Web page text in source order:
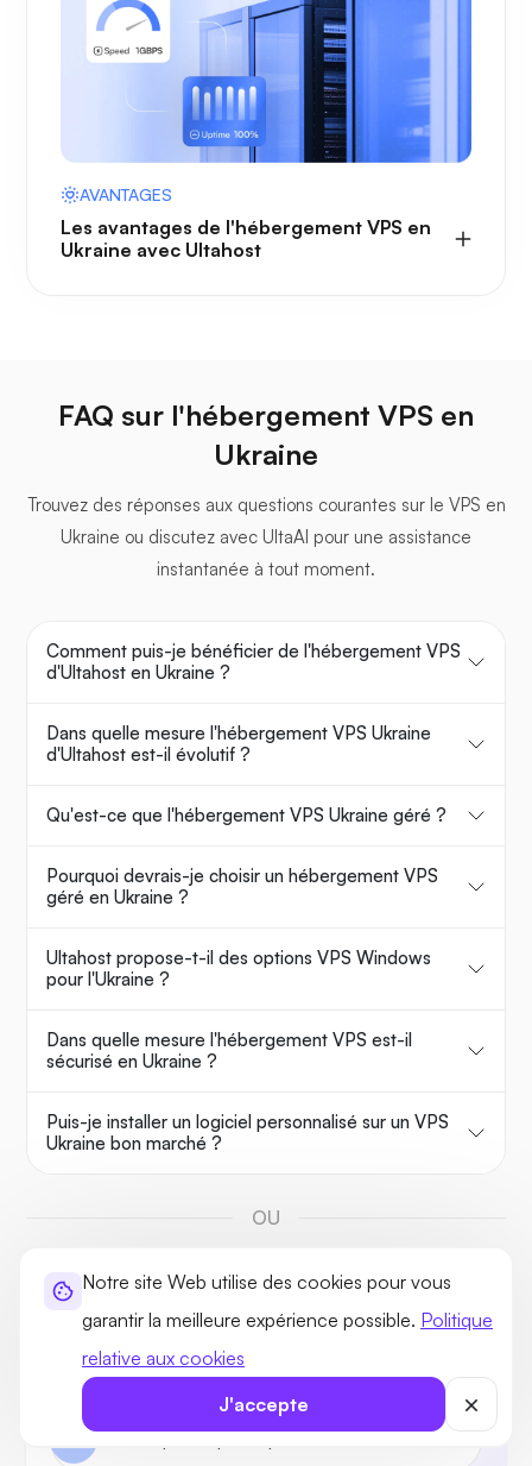
Notre site Web utilise des cookies pour vous
garantir la meilleure expérience possible. Politique
relative aux cookies
J'accepte
AVANTAGES
Les avantages de l'hébergement VPS en
Ukraine avec Ultahost
FAQ sur l'hébergement VPS en
Ukraine
Trouvez des réponses aux questions courantes sur le VPS en
Ukraine ou discutez avec UltaAI pour une assistance
instantanée à tout moment.
Comment puis-je bénéficier de l'hébergement VPS
d'Ultahost en Ukraine ?
Dans quelle mesure l'hébergement VPS Ukraine
d'Ultahost est-il évolutif ?
Qu'est-ce que l'hébergement VPS Ukraine géré ?
Pourquoi devrais-je choisir un hébergement VPS
géré en Ukraine ?
Ultahost propose-t-il des options VPS Windows
pour l'Ukraine ?
Dans quelle mesure l'hébergement VPS est-il
sécurisé en Ukraine ?
Puis-je installer un logiciel personnalisé sur un VPS
Ukraine bon marché ?
OU
d'hébergement.